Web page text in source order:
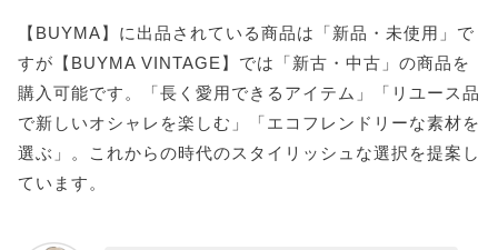
【BUYMA】に出品されている商品は「新品・未使用」で
すが【BUYMA VINTAGE】では「新古・中古」の商品を
購入可能です。「長く愛用できるアイテム」「リユース品
で新しいオシャレを楽しむ」「エコフレンドリーな素材を
選ぶ」。これからの時代のスタイリッシュな選択を提案し
ています。